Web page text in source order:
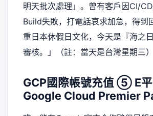
明天批次處理」。曾有客戶因CI/
Build失敗，打電話哀求加急，得到
重日本休假日文化，今天是『海之
審核。」（註：當天是台灣星期三）
GCP國際帳號充值 ⑤ E平
Google Cloud Premier